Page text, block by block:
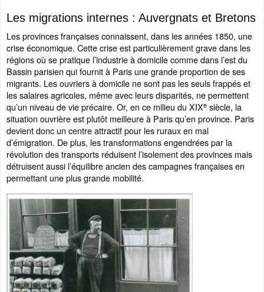
Les migrations internes : Auvergnats et Bretons
Les provinces françaises connaissent, dans les années 1850, une
crise économique. Cette crise est particulièrement grave dans les
régions où se pratique l’industrie à domicile comme dans l’est du
Bassin parisien qui fournit à Paris une grande proportion de ses
migrants. Les ouvriers à domicile ne sont pas les seuls frappés et
les salaires agricoles, même avec leurs disparités, ne permettent
qu’un niveau de vie précaire. Or, en ce milieu du XIXe siècle, la
situation ouvrière est plutôt meilleure à Paris qu’en province. Paris
devient donc un centre attractif pour les ruraux en mal
d’émigration. De plus, les transformations engendrées par la
révolution des transports réduisent l’isolement des provinces mais
détruisent aussi l’équilibre ancien des campagnes françaises en
permettant une plus grande mobilité.